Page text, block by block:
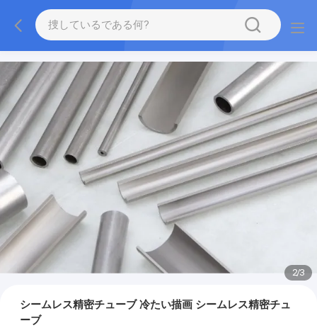
2/3
シームレス精密チューブ 冷たい描画 シームレス精密チュ
ーブ